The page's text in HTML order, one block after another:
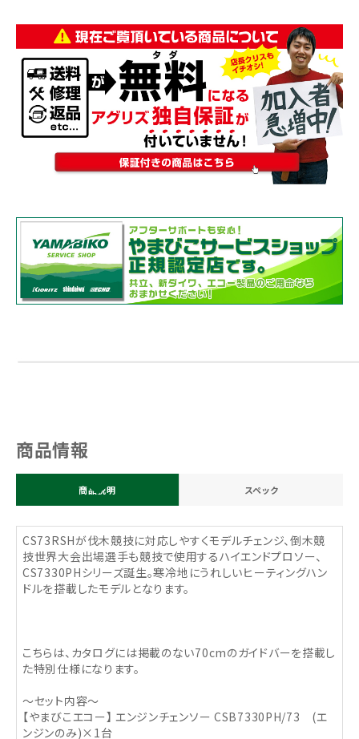
商品情報
商品説明 スペック
CS73RSHが伐木競技に対応しやすくモデルチェンジ、倒木競
技世界大会出場選手も競技で使用するハイエンドプロソー、
CS7330PHシリーズ誕生。寒冷地にうれしいヒーティングハン
ドルを搭載したモデルとなります。
こちらは、カタログには掲載のない70cmのガイドバーを搭載し
た特別仕様になります。
～セット内容～
【やまびこエコー】 エンジンチェンソー CSB7330PH/73 (エ
ンジンのみ)×1台